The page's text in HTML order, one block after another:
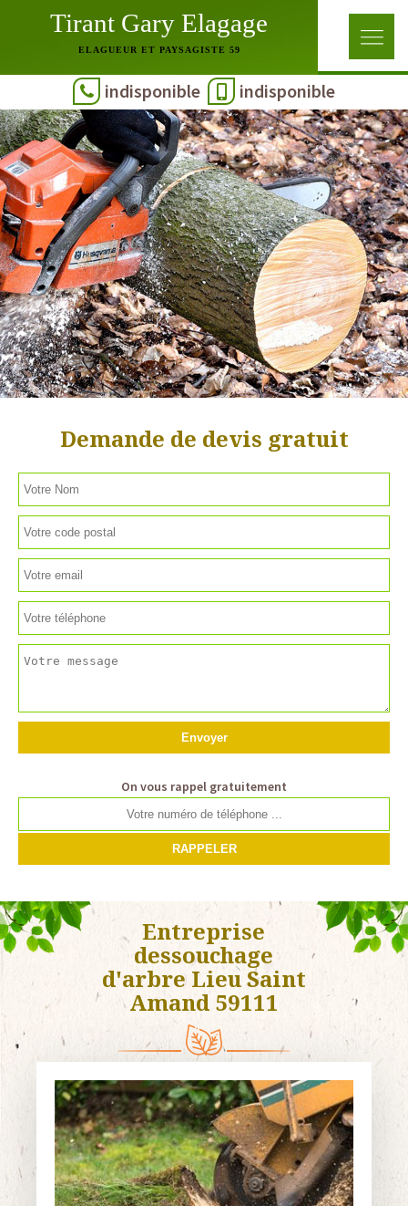
Tirant Gary Elagage
ELAGUEUR ET PAYSAGISTE 59
indisponible indisponible
Demande de devis gratuit
On vous rappel gratuitement
Entreprise
dessouchage
d'arbre Lieu Saint
Amand 59111